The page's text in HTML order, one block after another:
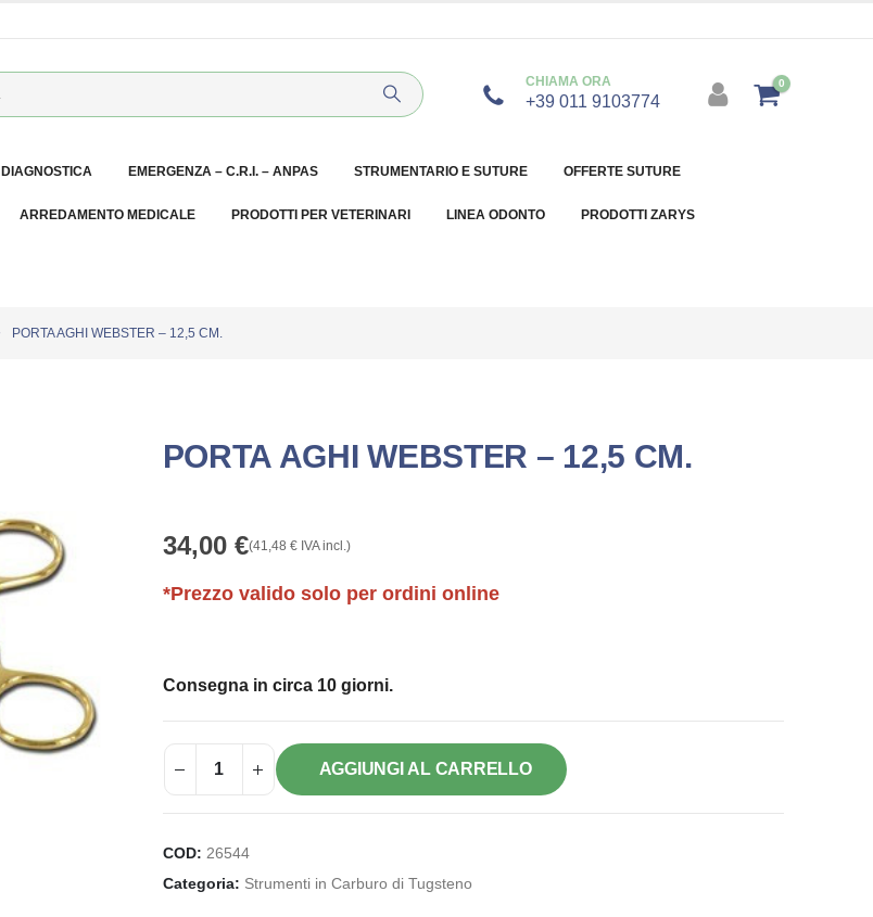
CHIAMA ORA
+39 011 9103774
0
DIAGNOSTICA EMERGENZA – C.R.I. – ANPAS STRUMENTARIO E SUTURE OFFERTE SUTURE
ARREDAMENTO MEDICALE PRODOTTI PER VETERINARI LINEA ODONTO PRODOTTI ZARYS
PORTA AGHI WEBSTER – 12,5 CM.
PORTA AGHI WEBSTER – 12,5 CM.
34,00 €(41,48 €IVA incl.)
*Prezzo valido solo per ordini online
Consegna in circa 10 giorni.
AGGIUNGI AL CARRELLO
COD: 26544
Categoria: Strumenti in Carburo di Tugsteno